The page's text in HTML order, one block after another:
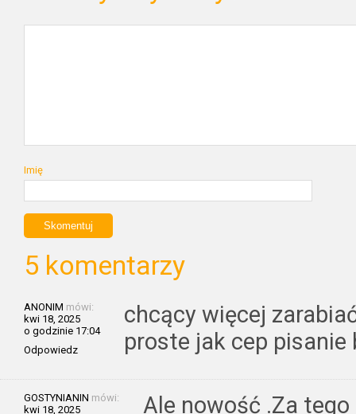
Imię
5 komentarzy
ANONIM mówi:
kwi 18, 2025
o godzinie 17:04
Odpowiedz
chcący więcej
proste jak cep
GOSTYNIANIN mówi:
kwi 18, 2025
Ale nowość .Za